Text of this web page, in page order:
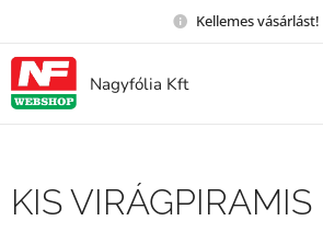
Kellemes vásárlást!
Nagyfólia Kft
KIS VIRÁGPIRAMIS